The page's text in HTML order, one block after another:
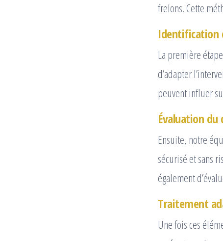
frelons. Cette
Identification
La première
d’adapter
peuvent influer
Évaluation du
Ensuite, notre
sécurisé et sans
également
Traitement
Une fois ces